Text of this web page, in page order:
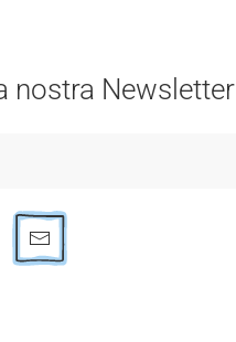
nostra Newsletter